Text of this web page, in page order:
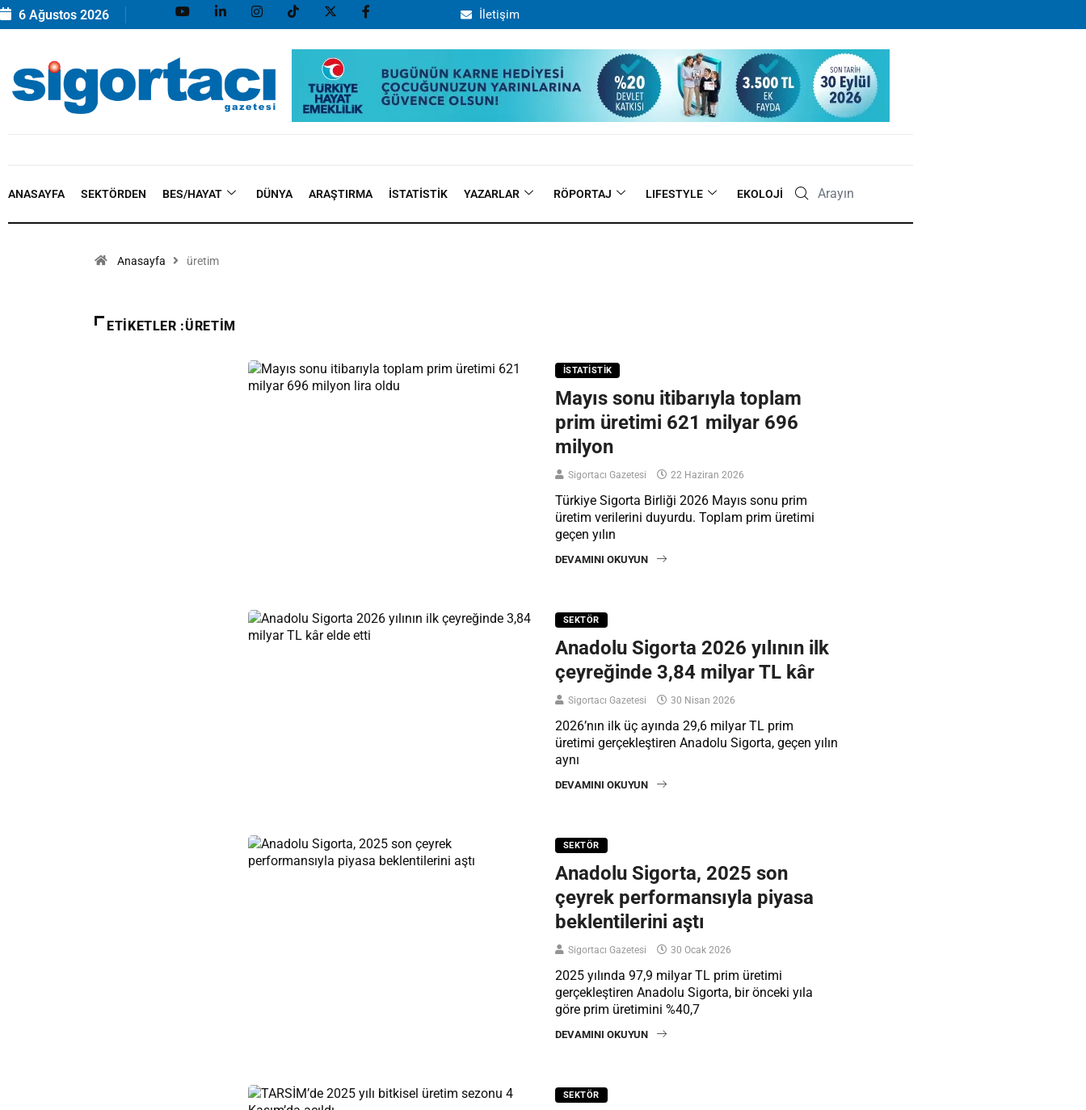
6 Ağustos 2026 İletişim
ANASAYFA SEKTÖRDEN BES/HAYAT DÜNYA ARAŞTIRMA İSTATISTIK YAZARLAR RÖPORTAJ LIFESTYLE EKOLOJI
Anasayfa üretim
ETIKETLER :ÜRETIM
İSTATISTIK
Mayıs sonu itibarıyla toplam
prim üretimi 621 milyar 696
milyon
Sigortacı Gazetesi 22 Haziran 2026
Türkiye Sigorta Birliği 2026 Mayıs sonu prim
üretim verilerini duyurdu. Toplam prim üretimi
geçen yılın
DEVAMINI OKUYUN
SEKTÖR
Anadolu Sigorta 2026 yılının ilk
çeyreğinde 3,84 milyar TL kâr
Sigortacı Gazetesi 30 Nisan 2026
2026’nın ilk üç ayında 29,6 milyar TL prim
üretimi gerçekleştiren Anadolu Sigorta, geçen yılın
aynı
DEVAMINI OKUYUN
SEKTÖR
Anadolu Sigorta, 2025 son
çeyrek performansıyla piyasa
beklentilerini aştı
Sigortacı Gazetesi 30 Ocak 2026
2025 yılında 97,9 milyar TL prim üretimi
gerçekleştiren Anadolu Sigorta, bir önceki yıla
göre prim üretimini %40,7
DEVAMINI OKUYUN
SEKTÖR